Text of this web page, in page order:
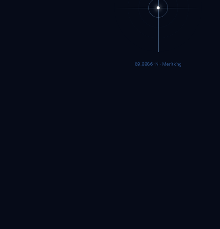
89.9984°N · Meritking